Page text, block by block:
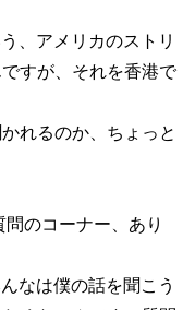
、アメリカのストリ
すが、それを香港で
れるのか、ちょっと
のコーナー、あり
なは僕の話を聞こう